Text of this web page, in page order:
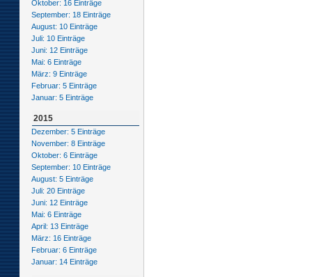
Oktober: 16 Einträge
September: 18 Einträge
August: 10 Einträge
Juli: 10 Einträge
Juni: 12 Einträge
Mai: 6 Einträge
März: 9 Einträge
Februar: 5 Einträge
Januar: 5 Einträge
2015
Dezember: 5 Einträge
November: 8 Einträge
Oktober: 6 Einträge
September: 10 Einträge
August: 5 Einträge
Juli: 20 Einträge
Juni: 12 Einträge
Mai: 6 Einträge
April: 13 Einträge
März: 16 Einträge
Februar: 6 Einträge
Januar: 14 Einträge